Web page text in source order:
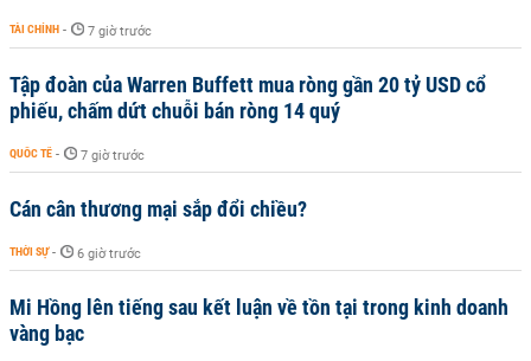
TÀI CHÍNH - 7 giờ trước
Tập đoàn của Warren Buffett mua ròng gần 20 tỷ USD cổ
phiếu, chấm dứt chuỗi bán ròng 14 quý
QUỐC TẾ - 7 giờ trước
Cán cân thương mại sắp đổi chiều?
THỜI SỰ - 6 giờ trước
Mi Hồng lên tiếng sau kết luận về tồn tại trong kinh doanh
vàng bạc